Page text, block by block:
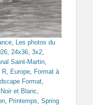
Les photos du
24x36 3x2
Saint-Martin
R Europe
Format à
Format
Noir et Blanc
Printemps Spring